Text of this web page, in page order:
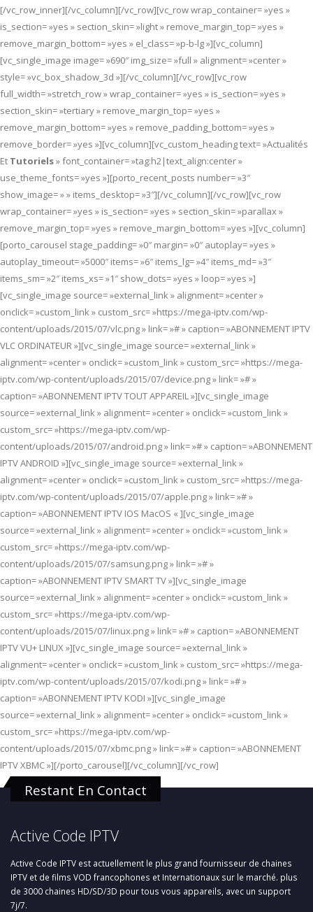
[/vc_row_inner][/vc_column][/vc_row][vc_row wrap_container= »yes »
is_section= »yes » section_skin= »light » remove_margin_top= »yes »
remove_margin_bottom= »yes » el_class= »p-b-lg »][vc_column]
[vc_single_image image= »690″ img_size= »full » alignment= »center »
style= »vc_box_shadow_3d »][/vc_column][/vc_row][vc_row
full_width= »stretch_row » wrap_container= »yes » is_section= »yes »
section_skin= »tertiary » remove_margin_top= »yes »
remove_margin_bottom= »yes » remove_padding_bottom= »yes »
remove_border= »yes »][vc_column][vc_custom_heading text= »Actualités
Et Tutoriels» font_container= »tag:h2|text_align:center »
use_theme_fonts= »yes »][porto_recent_posts number= »3″
show_image= » » items_desktop= »3″][/vc_column][/vc_row][vc_row
wrap_container= »yes » is_section= »yes » section_skin= »parallax »
remove_margin_top= »yes » remove_margin_bottom= »yes »][vc_column]
[porto_carousel stage_padding= »0″ margin= »0″ autoplay= »yes »
autoplay_timeout= »5000″ items= »6″ items_lg= »4″ items_md= »3″
items_sm= »2″ items_xs= »1″ show_dots= »yes » loop= »yes »]
[vc_single_image source= »external_link » alignment= »center »
onclick= »custom_link » custom_src= »https://mega-iptv.com/wp-
content/uploads/2015/07/vlc.png » link= »# » caption= »ABONNEMENT IPTV
VLC ORDINATEUR »][vc_single_image source= »external_link »
alignment= »center » onclick= »custom_link » custom_src= »https://mega-
iptv.com/wp-content/uploads/2015/07/device.png » link= »# »
caption= »ABONNEMENT IPTV TOUT APPAREIL »][vc_single_image
source= »external_link » alignment= »center » onclick= »custom_link »
custom_src= »https://mega-iptv.com/wp-
content/uploads/2015/07/android.png » link= »# » caption= »ABONNEMENT
IPTV ANDROID »][vc_single_image source= »external_link »
alignment= »center » onclick= »custom_link » custom_src= »https://mega-
iptv.com/wp-content/uploads/2015/07/apple.png » link= »# »
caption= »ABONNEMENT IPTV IOS MacOS « ][vc_single_image
source= »external_link » alignment= »center » onclick= »custom_link »
custom_src= »https://mega-iptv.com/wp-
content/uploads/2015/07/samsung.png » link= »# »
caption= »ABONNEMENT IPTV SMART TV »][vc_single_image
source= »external_link » alignment= »center » onclick= »custom_link »
custom_src= »https://mega-iptv.com/wp-
content/uploads/2015/07/linux.png » link= »# » caption= »ABONNEMENT
IPTV VU+ LINUX »][vc_single_image source= »external_link »
alignment= »center » onclick= »custom_link » custom_src= »https://mega-
iptv.com/wp-content/uploads/2015/07/kodi.png » link= »# »
caption= »ABONNEMENT IPTV KODI »][vc_single_image
source= »external_link » alignment= »center » onclick= »custom_link »
custom_src= »https://mega-iptv.com/wp-
content/uploads/2015/07/xbmc.png » link= »# » caption= »ABONNEMENT
IPTV XBMC »][/porto_carousel][/vc_column][/vc_row]
Restant En Contact
Active Code IPTV
Active Code IPTV est actuellement le plus grand fournisseur de chaines
IPTV et de films VOD francophones et Internationaux sur le marché. plus
de 3000 chaines HD/SD/3D pour tous vous appareils, avec un support
7j/7.